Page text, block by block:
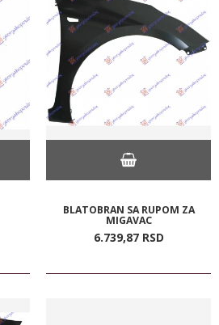
BLATOBRAN SA RUPOM ZA
MIGAVAC
6.739,87 RSD